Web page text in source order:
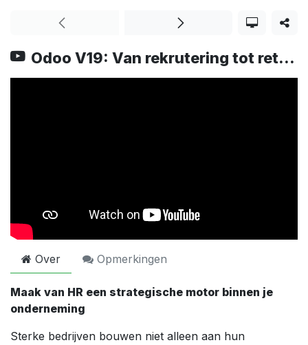
Odoo V19: Van rekrutering tot retentie: één efficiënte HR-flow
Over Opmerkingen
Maak van HR een strategische motor binnen je
onderneming
Sterke bedrijven bouwen niet alleen aan hun